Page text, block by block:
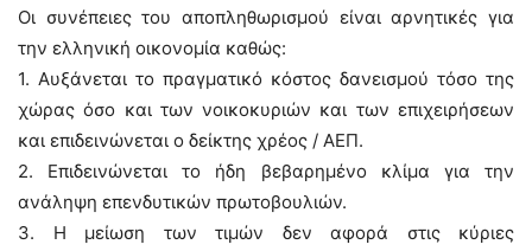
Οι συνέπειες του αποπληθωρισμού είναι αρνητικές για
την ελληνική οικονομία καθώς:
1. Αυξάνεται το πραγματικό κόστος δανεισμού τόσο της
χώρας όσο και των νοικοκυριών και των επιχειρήσεων
και επιδεινώνεται ο δείκτης χρέος / ΑΕΠ.
2. Επιδεινώνεται το ήδη βεβαρημένο κλίμα για την
ανάληψη επενδυτικών πρωτοβουλιών.
3. Η μείωση των τιμών δεν αφορά στις κύριες